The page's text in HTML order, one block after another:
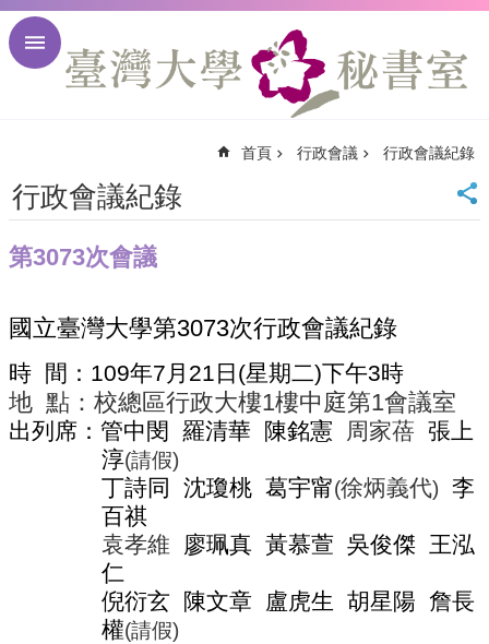
跳到主要內容區塊
首
頁
大
臺
校
訊
English
首頁 行政會議 行政會議紀錄
行政會議紀錄
第3073次會議
國立臺灣大學第3073次行政會議紀錄
時 間： 109年7月 21 日 (星期二)下午3時
地 點：校總區行政大樓1樓中庭第1會議室
出列席：管中閔 羅清華 陳銘憲 周家蓓 張上
淳(請假)
丁詩同 沈瓊桃 葛宇甯(徐炳義代)
李
百祺
袁孝維
廖珮真 黃慕萱 吳俊傑 王泓
仁
倪衍玄 陳文章 盧虎生 胡星陽 詹長
權(請假)